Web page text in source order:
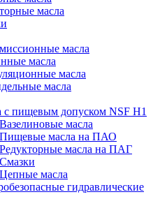
масла
масла
масла
масла
масла
с пищевым допуском NSF H1
Вазелиновые масла
Пищевые масла на ПАО
Редукторные масла на ПАГ
Смазки
Цепные масла
гидравлические